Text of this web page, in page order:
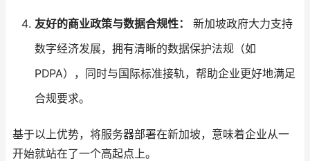
友好的商业政策与数据合规性：
新加坡政府大力支持
数字经济发展，拥有清晰的数据保护法规（如
PDPA），同时与国际标准接轨，帮助企业更好地满足
合规要求。
基于以上优势，将服务器部署在新加坡，意味着企业从一
开始就站在了一个高起点上。